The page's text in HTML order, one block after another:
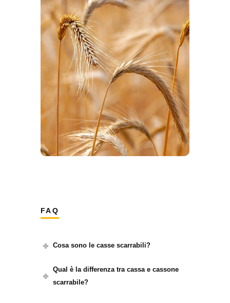
Utilizzate in agricoltura per il
trasporto di prodotti agricoli, rifiuti
organici e altri materiali, le casse
scarrabili sono la soluzione ideale
per facilitare il carico e scarico di
frutta, verdura, cereali, e altri
raccolti. La loro grande capacità
permette di trasportare volumi
significativi di prodotti in modo
efficiente.
FAQ
Cosa sono le casse scarrabili?
Qual è la differenza tra cassa e cassone
scarrabile?